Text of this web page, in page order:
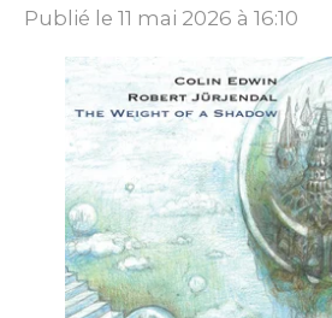
Publié le 11 mai 2026 à 16:10